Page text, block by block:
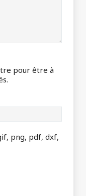
pour être à
png, pdf, dxf,